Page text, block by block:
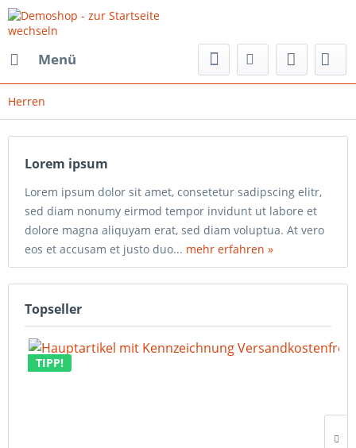
Menü
Herren
Lorem ipsum
Lorem ipsum dolor sit amet, consetetur sadipscing elitr,
sed diam nonumy eirmod tempor invidunt ut labore et
dolore magna aliquyam erat, sed diam voluptua. At vero
eos et accusam et justo duo... mehr erfahren »
Topseller
TIPP!